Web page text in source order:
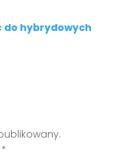
do hybrydowych
*